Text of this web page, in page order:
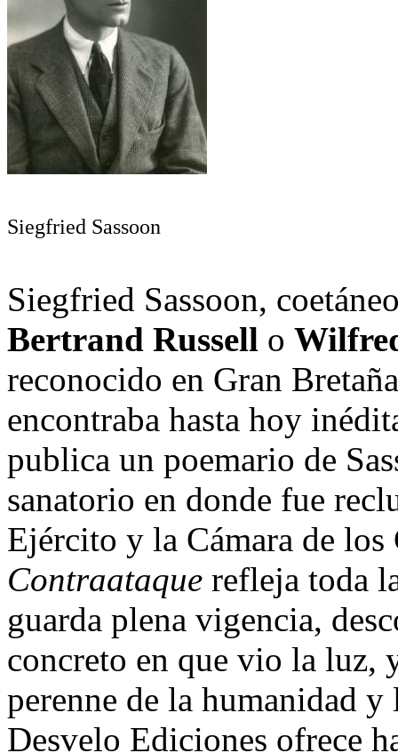
Siegfried Sassoon
Siegfried Sassoon,
Bertrand Russell o
reconocido en Gran
encontraba hasta hoy
publica un poemario de
sanatorio en donde fue
Ejército y la Cámara de
Contraataque refleja toda
guarda plena vigencia,
concreto en que vio la luz,
perenne de la humanidad
Desvelo Ediciones ofrece